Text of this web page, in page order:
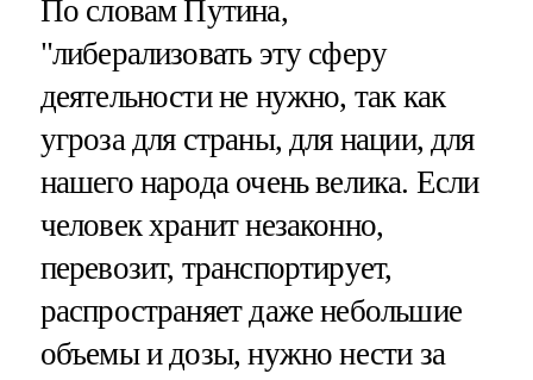
По словам Путина,
"либерализовать эту сферу
деятельности не нужно, так как
угроза для страны, для нации, для
нашего народа очень велика. Если
человек хранит незаконно,
перевозит, транспортирует,
распространяет даже небольшие
объемы и дозы, нужно нести за